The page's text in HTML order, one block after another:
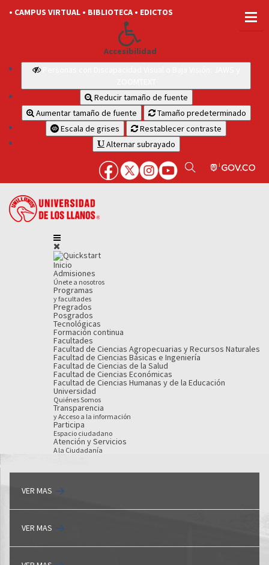
• CAMPUS VIRTUAL • BIBLIOTECA • EDICTOS
Accesibilidad
Reducir tamaño de fuente
Aumentar tamaño de fuente
Tamaño predeterminado
Escala de grises
Restablecer contraste
Alternar subrayado
Inicio
Admisiones
Únete a nosotros
Programas
y facultades
Pregrados
Posgrados
Tecnológicas
Formación continua
Facultades
Facultad de Ciencias Agropecuarias y Recursos Naturales
Facultad de Ciencias Básicas e Ingeniería
Facultad de Ciencias de la Salud
Facultad de Ciencias Económicas
Facultad de Ciencias Humanas y de la Educación
Universidad
Quiénes Somos
Transparencia
y Acceso a la información
Participa
Espacio ciudadano
Atención y Servicios
A la Ciudadanía
VER MAS
VER MAS